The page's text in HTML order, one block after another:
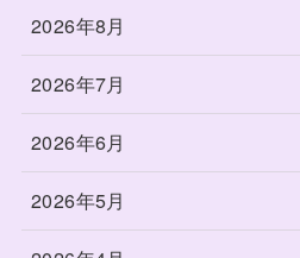
2026年8月
2026年7月
2026年6月
2026年5月